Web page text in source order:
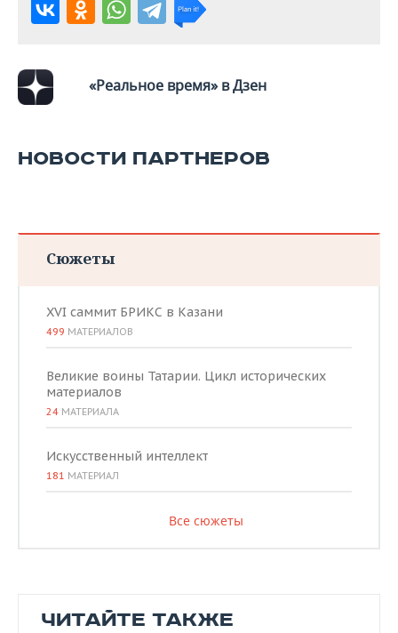
«Реальное время» в Дзен
НОВОСТИ ПАРТНЕРОВ
Сюжеты
XVI саммит БРИКС в Казани
499 МАТЕРИАЛОВ
Великие воины Татарии. Цикл исторических
материалов
24 МАТЕРИАЛА
Искусственный интеллект
181 МАТЕРИАЛ
Все сюжеты
ЧИТАЙТЕ ТАКЖЕ